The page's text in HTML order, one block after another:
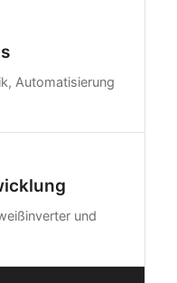
Automatisierung
und